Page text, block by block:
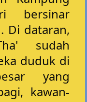
bersinar
Di dataran,
sudah
duduk di
yang
kawan-